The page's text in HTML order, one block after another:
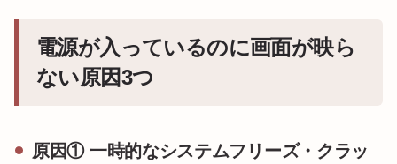
電源が入っているのに画面が映ら
ない原因3つ
原因① 一時的なシステムフリーズ・クラッ